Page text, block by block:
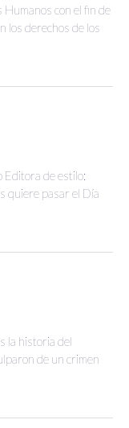
Humanos con el fin de
los derechos de los
de estilo:
quiere pasar el Día
la historia del
de un crimen